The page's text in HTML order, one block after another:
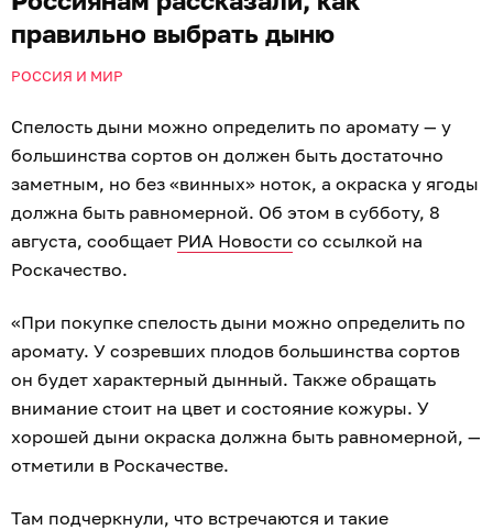
правильно выбрать дыню
РОССИЯ И МИР
Спелость дыни можно определить по аромату — у
большинства сортов он должен быть достаточно
заметным, но без «винных» ноток, а окраска у ягоды
должна быть равномерной. Об этом в субботу, 8
августа, сообщает РИА Новости со ссылкой на
Роскачество.
«При покупке спелость дыни можно определить по
аромату. У созревших плодов большинства сортов
он будет характерный дынный. Также обращать
внимание стоит на цвет и состояние кожуры. У
хорошей дыни окраска должна быть равномерной, —
отметили в Роскачестве.
Там подчеркнули, что встречаются и такие